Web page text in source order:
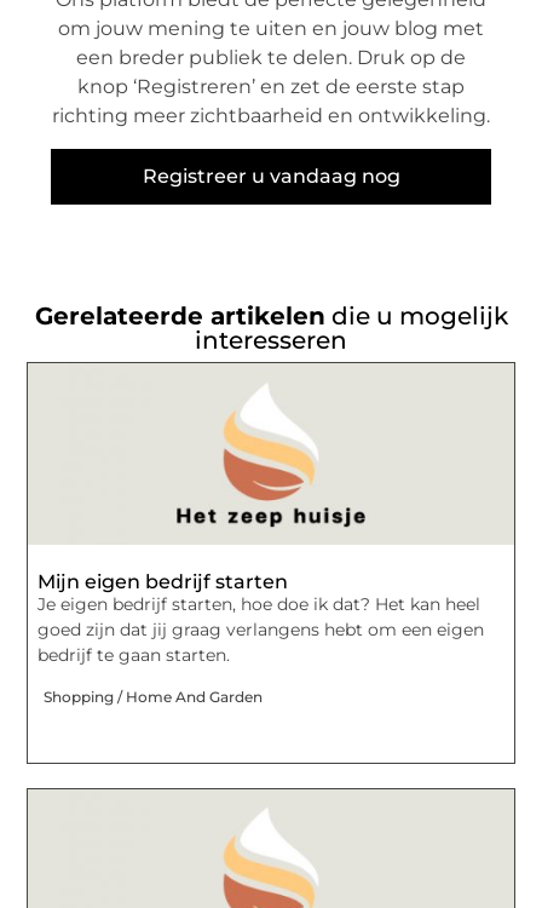
om jouw mening te uiten en jouw blog met
een breder publiek te delen. Druk op de
knop ‘Registreren’ en zet de eerste stap
richting meer zichtbaarheid en ontwikkeling.
Registreer u vandaag nog
Gerelateerde artikelen die u mogelijk
interesseren
Mijn eigen bedrijf starten
Je eigen bedrijf starten, hoe doe ik dat? Het kan heel
goed zijn dat jij graag verlangens hebt om een eigen
bedrijf te gaan starten.
Shopping / Home And Garden